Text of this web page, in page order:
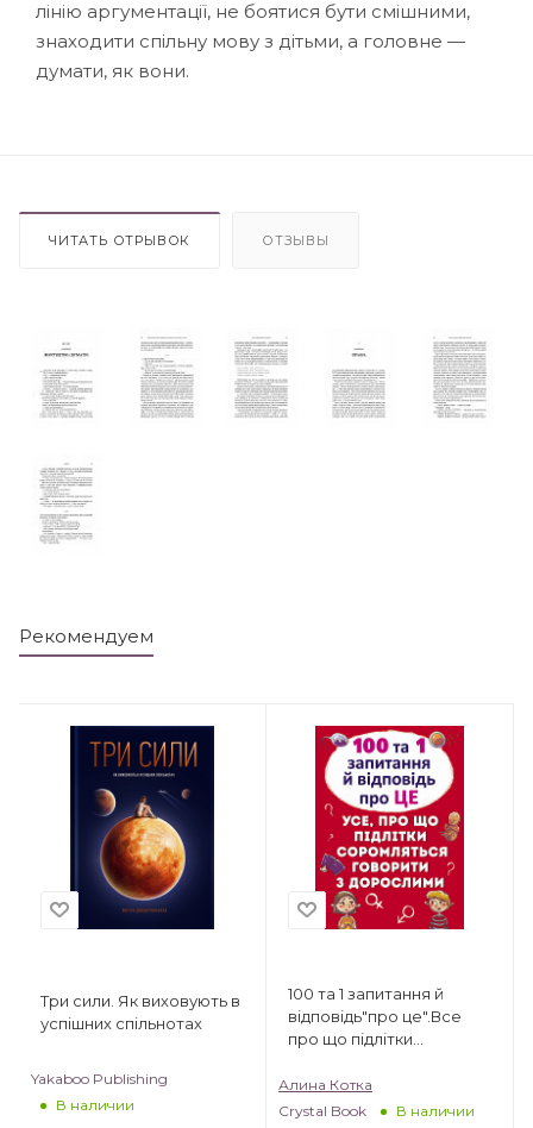
лінію аргументації, не боятися бути смішними,
знаходити спільну мову з дітьми, а головне —
думати, як вони.
ЧИТАТЬ ОТРЫВОК ОТЗЫВЫ
Рекомендуем
Три сили. Як виховують в
успішних спільнотах
Yakaboo Publishing
В наличии
100 та 1 запитання й
відповідь"про це".Все
про що підлітки
дорослими
Алина Котка
Crystal Book
В наличии